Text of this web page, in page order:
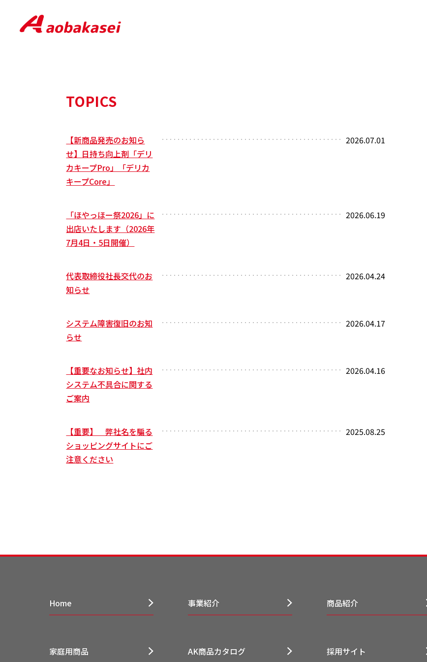
TOPICS
【新商品発売のお知ら
せ】日持ち向上剤「デリ
カキープPro」「デリカ
キープCore」
・・・・・・・・・・・・・・・・・・・・・・・・・・・・・・・・・・・・・・・・・・・・・・・・・2026.07.01
「ほやっほー祭2026」に
出店いたします（2026年
7月4日・5日開催）
・・・・・・・・・・・・・・・・・・・・・・・・・・・・・・・・・・・・・・・・・・・・・・・・・2026.06.19
代表取締役社長交代のお
知らせ
・・・・・・・・・・・・・・・・・・・・・・・・・・・・・・・・・・・・・・・・・・・・・・・・・2026.04.24
システム障害復旧のお知
らせ
・・・・・・・・・・・・・・・・・・・・・・・・・・・・・・・・・・・・・・・・・・・・・・・・・2026.04.17
【重要なお知らせ】社内
システム不具合に関する
ご案内
・・・・・・・・・・・・・・・・・・・・・・・・・・・・・・・・・・・・・・・・・・・・・・・・・2026.04.16
【重要】 弊社名を騙る
ショッピングサイトにご
注意ください
・・・・・・・・・・・・・・・・・・・・・・・・・・・・・・・・・・・・・・・・・・・・・・・・・2025.08.25
Home 事業紹介 商品紹介
家庭用商品 AK商品カタログ 採用サイト